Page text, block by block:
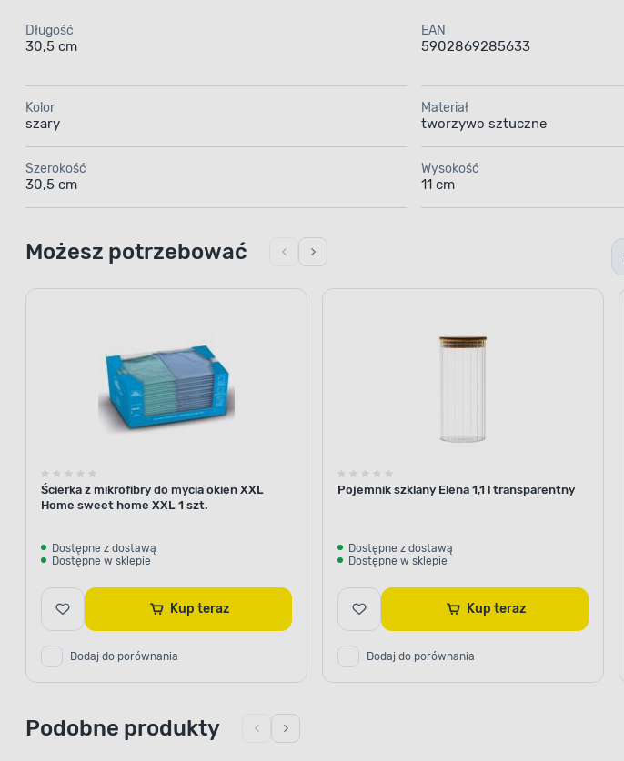
Długość
30,5 cm
EAN
5902869285633
Kolor
szary
Materiał
tworzywo sztuczne
Szerokość
30,5 cm
Wysokość
11 cm
Możesz potrzebować
Ścierka z mikrofibry do mycia okien XXL
Home sweet home XXL 1 szt.
Dostępne z dostawą
Dostępne w sklepie
Kup teraz
Dodaj do porównania
Pojemnik szklany Elena 1,1 l transparentny
Dostępne z dostawą
Dostępne w sklepie
Kup teraz
Dodaj do porównania
Podobne produkty